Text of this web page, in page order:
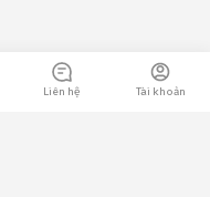
Liên hệ Tài khoản